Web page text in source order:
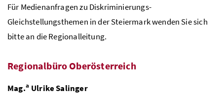
Für Medienanfragen zu Diskriminierungs-
Gleichstellungsthemen in der Steiermark wenden Sie sich
bitte an die Regionalleitung.
Regionalbüro Oberösterreich
Mag.a Ulrike Salinger